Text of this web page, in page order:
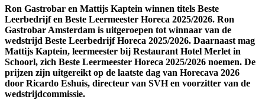
Ron Gastrobar en Mattijs Kaptein winnen titels Beste
Leerbedrijf en Beste Leermeester Horeca 2025/2026. Ron
Gastrobar Amsterdam is uitgeroepen tot winnaar van de
wedstrijd Beste Leerbedrijf Horeca 2025/2026. Daarnaast mag
Mattijs Kaptein, leermeester bij Restaurant Hotel Merlet in
Schoorl, zich Beste Leermeester Horeca 2025/2026 noemen. De
prijzen zijn uitgereikt op de laatste dag van Horecava 2026
door Ricardo Eshuis, directeur van SVH en voorzitter van de
wedstrijdcommissie.